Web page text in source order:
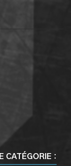
CATÉGORIE :